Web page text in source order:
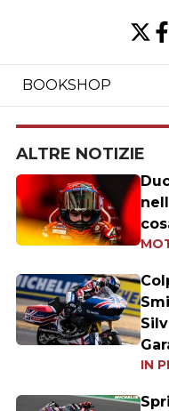
BOOKSHOP
ALTRE NOTIZIE
IN